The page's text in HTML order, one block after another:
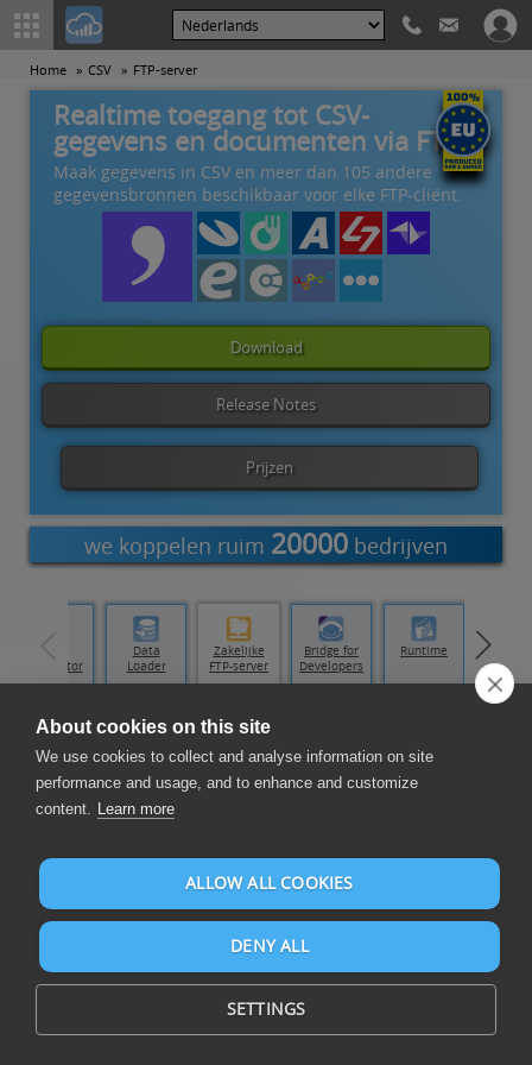
Home CSV FTP-server
Download
Release Notes
Prijzen
Realtime toegang tot CSV-
gegevens en documenten via FTP
Maak gegevens in CSV en meer dan 105 andere
gegevensbronnen beschikbaar voor elke FTP-cliënt.
we koppelen ruim 20000 bedrijven
Replicator
Data
Loader
Zakelijke
FTP-server
Bridge for
Developers
Runtime
Gegevens Uitwisselen
Wissel bedrijfsgegevens op een geautomatiseerde en
optimale gegevensintegratie
About cookies on this site
We use cookies to collect and analyse information on site
performance and usage, and to enhance and customize
content. Learn more
ALLOW ALL COOKIES
DENY ALL
SETTINGS